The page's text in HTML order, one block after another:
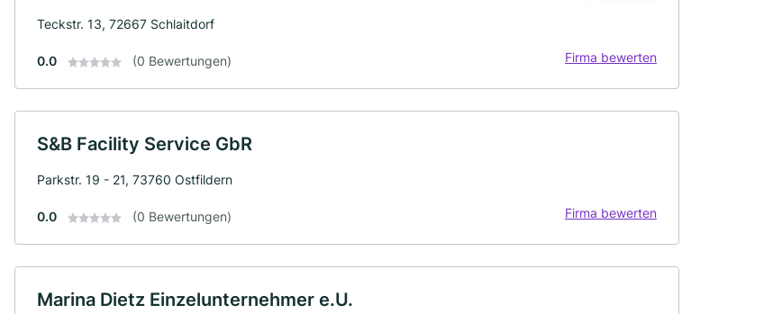
Teckstr. 13, 72667 Schlaitdorf
0.0 (0 Bewertungen) Firma bewerten
S&B Facility Service GbR
Parkstr. 19 - 21, 73760 Ostfildern
0.0 (0 Bewertungen) Firma bewerten
Marina Dietz Einzelunternehmer e.U.